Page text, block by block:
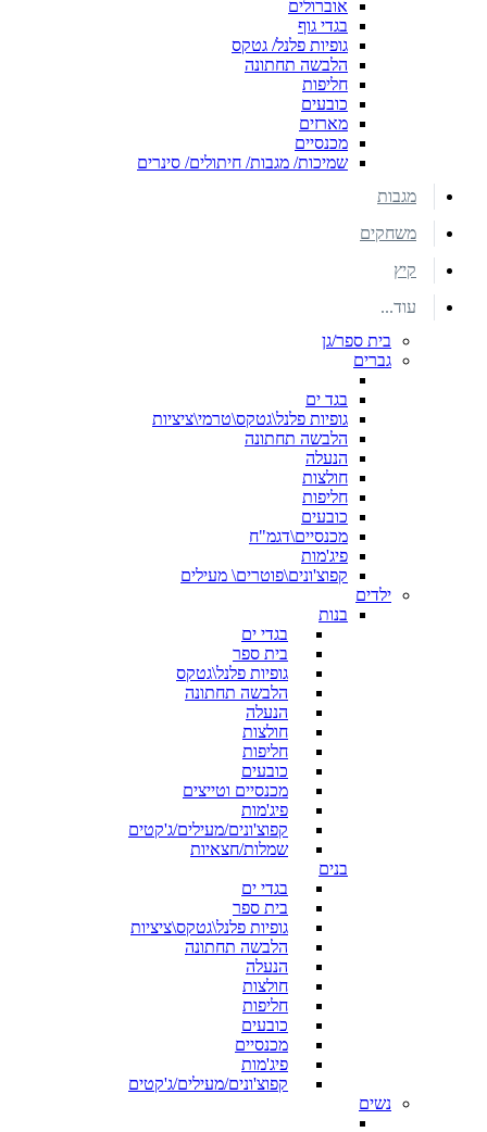
אוברולים
בגדי גוף
גופיות פלנל/ גטקס
הלבשה תחתונה
חליפות
כובעים
מארזים
מכנסיים
שמיכות/ מגבות/ חיתולים/ סינרים
מגבות
משחקים
קיץ
עוד...
בית ספר/גן
גברים
בגד ים
גופיות פלנל\גטקס\טרמי\ציציות
הלבשה תחתונה
הנעלה
חולצות
חליפות
כובעים
מכנסיים\דגמ"ח
פיג'מות
קפוצ'ונים\פוטרים\ מעילים
ילדים
בנות
בגדי ים
בית ספר
גופיות פלנל\גטקס
הלבשה תחתונה
הנעלה
חולצות
חליפות
כובעים
מכנסיים וטייצים
פיג'מות
קפוצ'ונים/מעילים/ג'קטים
שמלות/חצאיות
בנים
בגדי ים
בית ספר
גופיות פלנל\גטקס\ציציות
הלבשה תחתונה
הנעלה
חולצות
חליפות
כובעים
מכנסיים
פיג'מות
קפוצ'ונים/מעילים/ג'קטים
נשים